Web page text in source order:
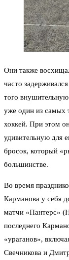
Они также
часто
того
уже один из самых
хоккей. При этом
удивительную для
бросок, который
большинстве.
Во время
Карманова у себя
матчи «Пантерс»
последнего
«ураганов»,
Свечникова и